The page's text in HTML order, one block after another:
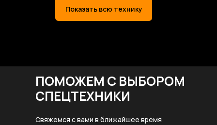
Показать всю технику
ПОМОЖЕМ С ВЫБОРОМ
СПЕЦТЕХНИКИ
Свяжемся с вами в ближайшее время